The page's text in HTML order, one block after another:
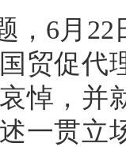
，6月
贸促代
悼，并
一贯立